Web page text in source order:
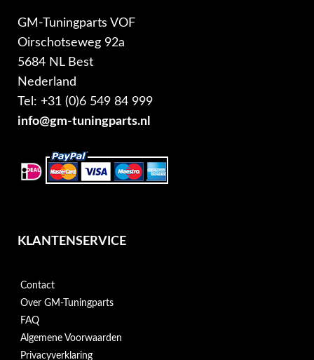
GM-Tuningparts VOF
Oirschotseweg 92a
5684 NL Best
Nederland
Tel: +31 (0)6 549 84 999
info@gm-tuningparts.nl
KLANTENSERVICE
Contact
Over GM-Tuningparts
FAQ
Algemene Voorwaarden
Privacyverklaring